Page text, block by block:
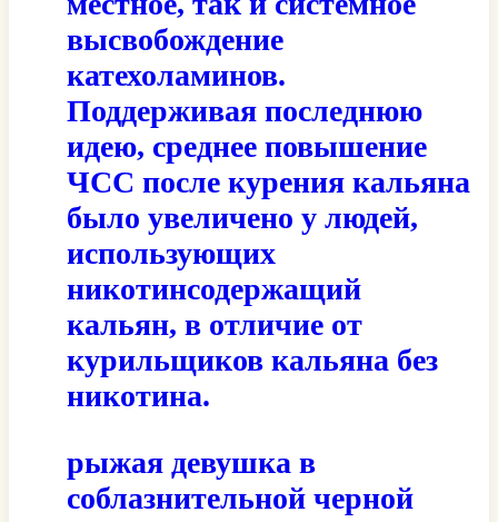
высвобождение
катехоламинов.
Поддерживая последнюю
идею, среднее повышение
ЧСС после курения кальяна
было увеличено у людей,
использующих
никотинсодержащий
кальян, в отличие от
курильщиков кальяна без
никотина.
рыжая девушка в
соблазнительной черной